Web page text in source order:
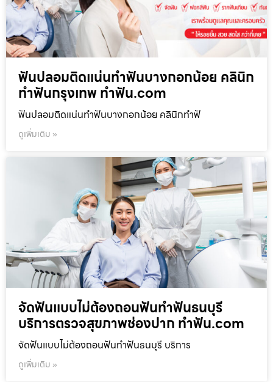
ฟันปลอมติดแน่นทำฟันบางกอกน้อย คลินิก
ทำฟันกรุงเทพ ทำฟัน.com
ฟันปลอมติดแน่นทำฟันบางกอกน้อย คลินิกทำฟั
ดูเพิ่มเติม »
จัดฟันแบบไม่ต้องถอนฟันทำฟันธนบุรี
บริการตรวจสุขภาพช่องปาก ทำฟัน.com
จัดฟันแบบไม่ต้องถอนฟันทำฟันธนบุรี บริการ
ดูเพิ่มเติม »